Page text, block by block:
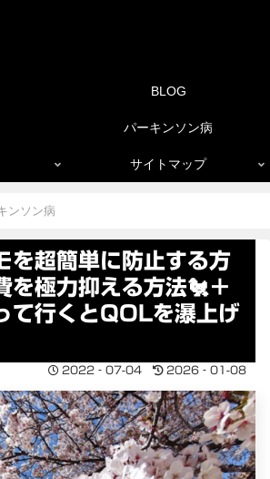
BLOG
パーキンソン病
サイトマップ
ンソン病
を超簡単に防止する方
を極力抑える方法🐔＋
て行くとQOLを瀑上げ
2022‐07-04 2026‐01-08